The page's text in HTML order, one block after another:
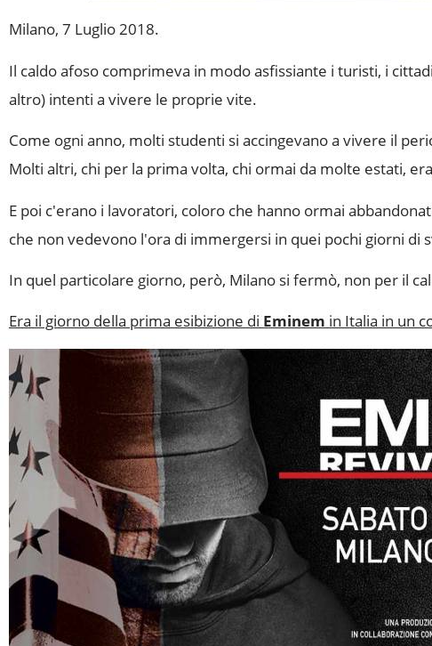
Milano, 7 Luglio 2018.
Il caldo afoso comprimeva in modo asfissiante i turisti, i
altro) intenti a vivere le proprie vite.
Come ogni anno, molti studenti si accingevano a vivere il
Molti altri, chi per la prima volta, chi ormai da molte estati,
E poi c'erano i lavoratori, coloro che hanno ormai
che non vedevono l'ora di immergersi in quei pochi giorni di
In quel particolare giorno, però, Milano si fermò, non per il
Era il giorno della prima esibizione di Eminem in Italia in un